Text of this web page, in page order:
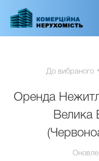
основного
До вибраного
Оренда
Велика